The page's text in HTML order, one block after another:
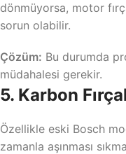
dönmüyorsa, motor
sorun olabilir.
Çözüm: Bu durumda
müdahalesi gerekir.
5. Karbon
Özellikle eski Bosch
zamanla aşınması